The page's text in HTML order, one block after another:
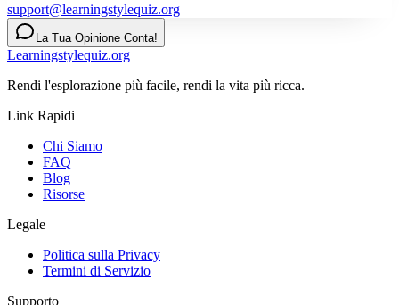
support@learningstylequiz.org
La Tua Opinione Conta!
Learningstylequiz.org
Rendi l'esplorazione più facile, rendi la vita più ricca.
Link Rapidi
Chi Siamo
FAQ
Blog
Risorse
Legale
Politica sulla Privacy
Termini di Servizio
Supporto